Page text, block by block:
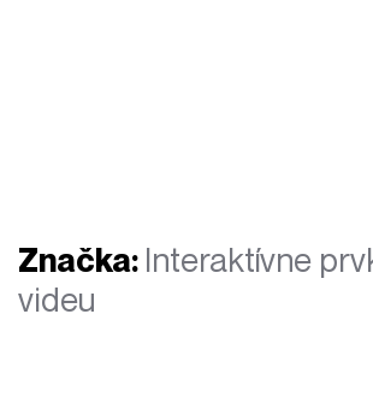
Značka: Interaktívne
videu